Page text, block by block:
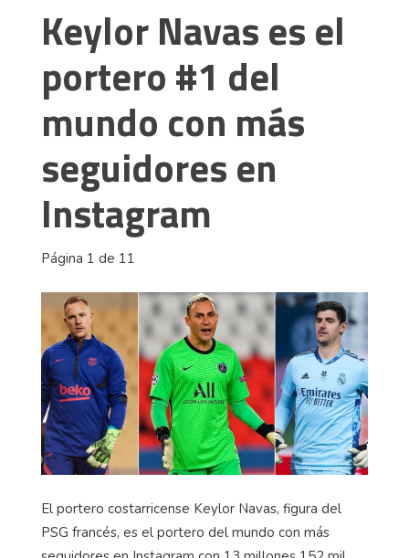
Keylor Navas es el
portero #1 del
mundo con más
seguidores en
Instagram
Página 1 de 11
El portero costarricense Keylor Navas, figura del
PSG francés, es el portero del mundo con más